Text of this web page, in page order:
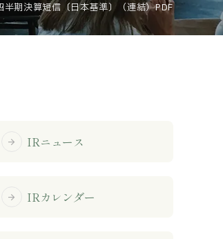
期決算短信〔日本基準〕（連結）PDF
arrow_forward IRニュース
arrow_forward IRカレンダー